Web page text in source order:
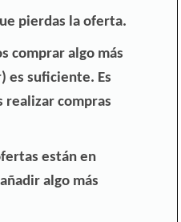
pierdas la oferta.
comprar algo más
es suficiente. Es
realizar compras
están en
algo más